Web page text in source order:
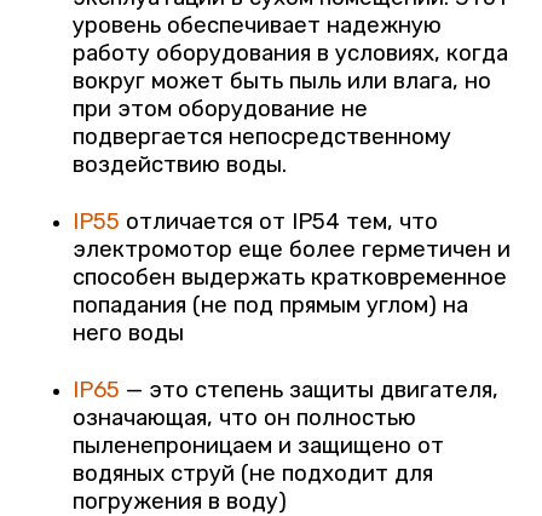
уровень обеспечивает надежную
работу оборудования в условиях, когда
вокруг может быть пыль или влага, но
при этом оборудование не
подвергается непосредственному
воздействию воды.
IP55 отличается от IP54 тем, что
электромотор еще более герметичен и
способен выдержать кратковременное
попадания (не под прямым углом) на
него воды
IP65 — это степень защиты двигателя,
означающая, что он полностью
пыленепроницаем и защищено от
водяных струй (не подходит для
погружения в воду)